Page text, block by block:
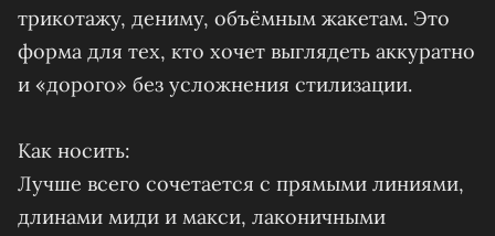
трикотажу, дениму, объёмным жакетам. Это
форма для тех, кто хочет выглядеть аккуратно
и «дорого» без усложнения стилизации.
Как носить:
Лучше всего сочетается с прямыми линиями,
длинами миди и макси, лаконичными